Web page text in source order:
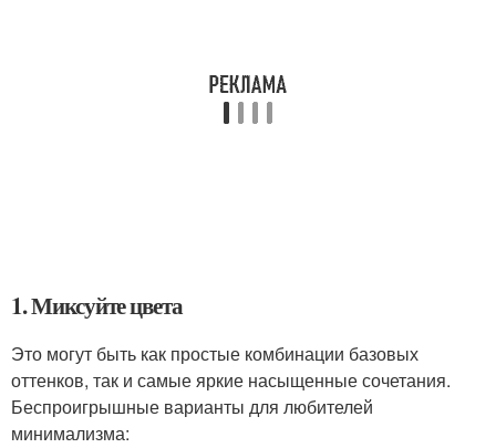
1. Миксуйте цвета
Это могут быть как простые комбинации базовых
оттенков, так и самые яркие насыщенные сочетания.
Беспроигрышные варианты для любителей
минимализма: